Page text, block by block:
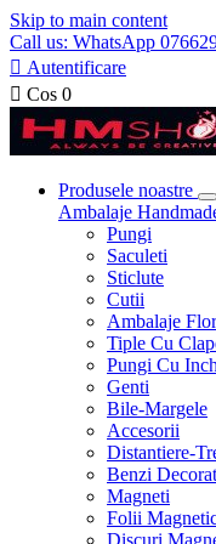
Skip to main content
Call us: WhatsApp
 Autentificare
 Cos 0
Produsele noastre
Ambalaje
Pungi
Saculeti
Sticlute
Cutii
Ambalaje
Tiple Cu
Pungi Cu
Genti
Bile-Margele
Accesorii
Distantiere-
Benzi
Magneti
Folii
Discuri